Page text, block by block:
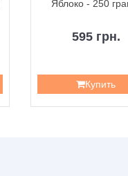
Яблоко - 250
595 грн.
Купить